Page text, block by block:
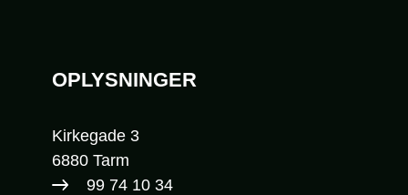
OPLYSNINGER
Kirkegade 3
6880 Tarm
99 74 10 34​